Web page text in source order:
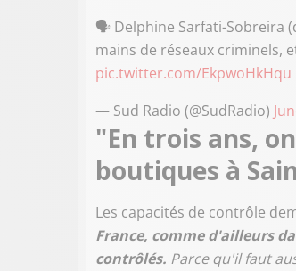
🗣️ Delphine Sarfati-Sobreira
mains de réseaux criminels,
pic.twitter.com/EkpwoHkHqu
— Sud Radio (@SudRadio)
"En trois ans,
boutiques à
Les capacités de contrôle
France, comme d'ailleurs
contrôlés. Parce qu'il faut